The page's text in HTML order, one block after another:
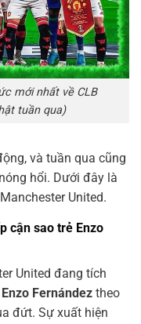
mới nhất về CLB
tuần qua)
và tuần qua cũng
hổi. Dưới đây là
United.
cận sao trẻ Enzo
United đang tích
Enzo Fernández theo
đứt. Sự xuất hiện